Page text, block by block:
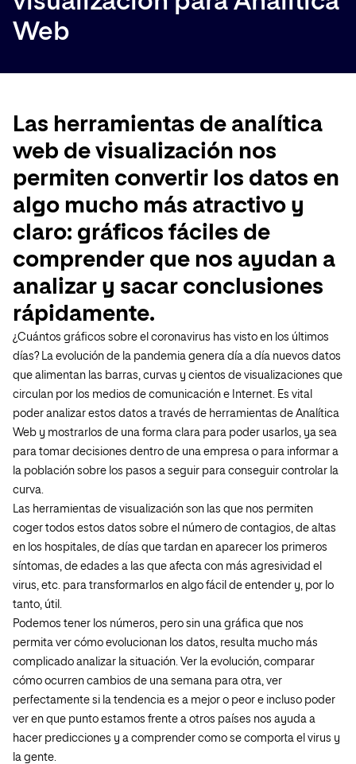
Web
Las herramientas de analítica
web de visualización nos
permiten convertir los datos en
algo mucho más atractivo y
claro: gráficos fáciles de
comprender que nos ayudan a
analizar y sacar conclusiones
rápidamente.
¿Cuántos gráficos sobre el coronavirus has visto en los últimos
días? La evolución de la pandemia genera día a día nuevos datos
que alimentan las barras, curvas y cientos de visualizaciones que
circulan por los medios de comunicación e Internet. Es vital
poder analizar estos datos a través de herramientas de Analítica
Web y mostrarlos de una forma clara para poder usarlos, ya sea
para tomar decisiones dentro de una empresa o para informar a
la población sobre los pasos a seguir para conseguir controlar la
curva.
Las herramientas de visualización son las que nos permiten
coger todos estos datos sobre el número de contagios, de altas
en los hospitales, de días que tardan en aparecer los primeros
síntomas, de edades a las que afecta con más agresividad el
virus, etc. para transformarlos en algo fácil de entender y, por lo
tanto, útil.
Podemos tener los números, pero sin una gráfica que nos
permita ver cómo evolucionan los datos, resulta mucho más
complicado analizar la situación. Ver la evolución, comparar
cómo ocurren cambios de una semana para otra, ver
perfectamente si la tendencia es a mejor o peor e incluso poder
ver en que punto estamos frente a otros países nos ayuda a
hacer predicciones y a comprender como se comporta el virus y
la gente.